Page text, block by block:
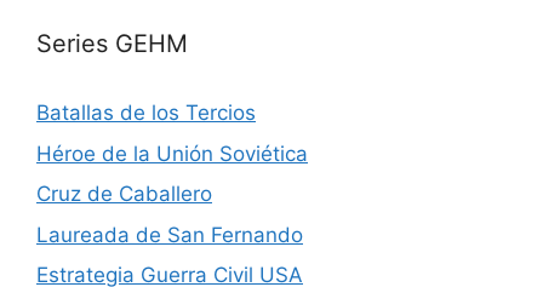
Series GEHM
Batallas de los Tercios
Héroe de la Unión Soviética
Cruz de Caballero
Laureada de San Fernando
Estrategia Guerra Civil USA